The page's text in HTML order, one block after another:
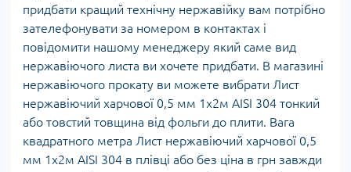
придбати кращий технічну нержавійку вам потрібно
зателефонувати за номером в контактах і
повідомити нашому менеджеру який саме вид
нержавіючого листа ви хочете придбати. В магазині
нержавіючого прокату ви можете вибрати Лист
нержавіючий харчової 0,5 мм 1х2м AISI 304 тонкий
або товстий товщина від фольги до плити. Вага
квадратного метра Лист нержавіючий харчової 0,5
мм 1х2м AISI 304 в плівці або без ціна в грн завжди